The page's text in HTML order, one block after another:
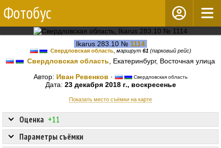
Фотобус
Ikarus 283.10 № 1114
Свердловская область, маршрут 61(парковый рейс)
Свердловская область , Екатеринбург, Восточная улица
Автор: Иван Ревенков · Свердловская область
Дата: 23 декабря 2018 г., воскресенье
Показать место съёмки на карте
Оценка +11
Параметры съёмки